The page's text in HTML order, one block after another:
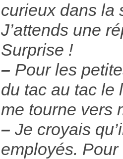
curieux dans la
J’attends une
Surprise !
– Pour les
du tac au tac le
me tourne vers
– Je croyais
employés.